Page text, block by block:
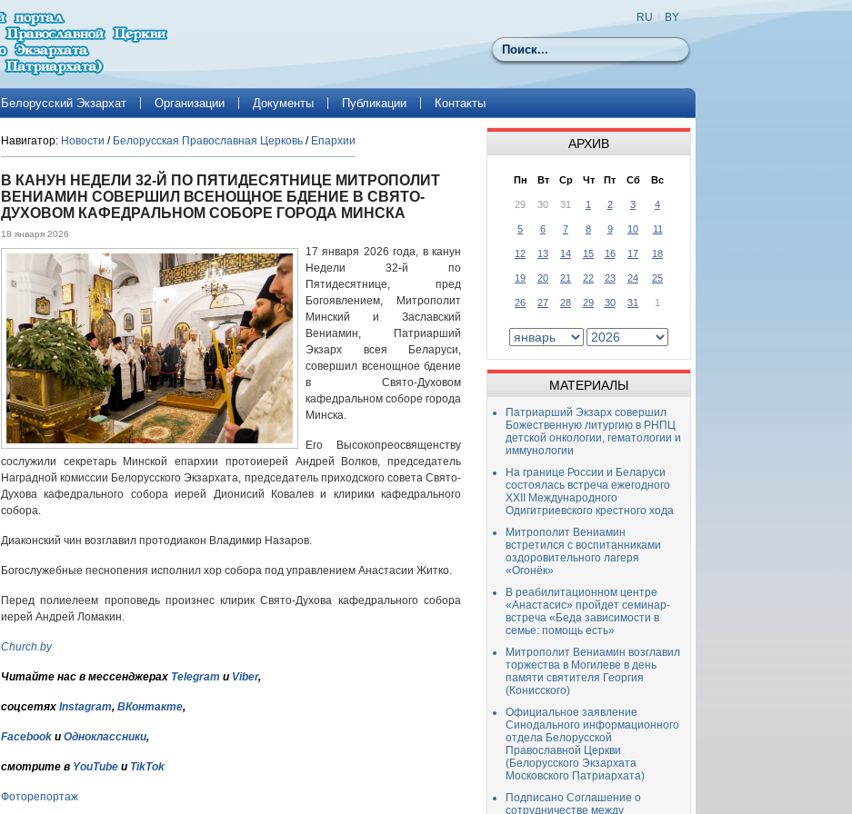
Поиск
RU BY
Белорусский Экзархат Организации Документы Публикации Контакты
Навигатор: Новости / Белорусская Православная Церковь / Епархии
В КАНУН НЕДЕЛИ 32-Й ПО ПЯТИДЕСЯТНИЦЕ МИТРОПОЛИТ
ВЕНИАМИН СОВЕРШИЛ ВСЕНОЩНОЕ БДЕНИЕ В СВЯТО-
ДУХОВОМ КАФЕДРАЛЬНОМ СОБОРЕ ГОРОДА МИНСКА
18 января 2026
17 января 2026 года, в канун
Недели 32-й по
Пятидесятнице, пред
Богоявлением, Митрополит
Минский и Заславский
Вениамин, Патриарший
Экзарх всея Беларуси,
совершил всенощное бдение
в Свято-Духовом
кафедральном соборе города
Минска.
Его Высокопреосвященству
сослужили секретарь Минской епархии протоиерей Андрей Волков, председатель
Наградной комиссии Белорусского Экзархата, председатель приходского совета Свято-
Духова кафедрального собора иерей Дионисий Ковалев и клирики кафедрального
собора.
Диаконский чин возглавил протодиакон Владимир Назаров.
Богослужебные песнопения исполнил хор собора под управлением Анастасии Житко.
Перед полиелеем проповедь произнес клирик Свято-Духова кафедрального собора
иерей Андрей Ломакин.
Church.by
Читайте нас в мессенджерах Telegram и Viber,
соцсетях Instagram, ВКонтакте,
Facebook и Одноклассники,
смотрите в YouTube и TikTok
Фоторепортаж
АРХИВ
Пн Вт Ср Чт Пт Сб Вс
29 30 31 1 2 3 4
5 6 7 8 9 10 11
12 13 14 15 16 17 18
19 20 21 22 23 24 25
26 27 28 29 30 31 1
МАТЕРИАЛЫ
Патриарший Экзарх совершил
Божественную литургию в РНПЦ
детской онкологии, гематологии и
иммунологии
На границе России и Беларуси
состоялась встреча ежегодного
XXII Международного
Одигитриевского крестного хода
Митрополит Вениамин
встретился с воспитанниками
оздоровительного лагеря
«Огонёк»
В реабилитационном центре
«Анастасис» пройдет семинар-
встреча «Беда зависимости в
семье: помощь есть»
Митрополит Вениамин возглавил
торжества в Могилеве в день
памяти святителя Георгия
(Конисского)
Официальное заявление
Синодального информационного
отдела Белорусской
Православной Церкви
(Белорусского Экзархата
Московского Патриархата)
Подписано Соглашение о
сотрудничестве между